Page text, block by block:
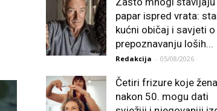
papar ispred vrata:
kućni običaj i savjeti o
prepoznavanju loših...
Redakcija - 05/08/2026
Četiri frizure koje
nakon 50. mogu dati